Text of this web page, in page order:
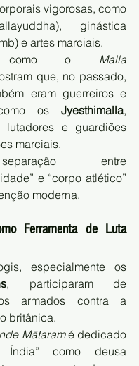
vigorosas, como
ginástica
e artes marciais.
como o Malla
que, no passado,
eram guerreiros e
os Jyesthimalla,
lutadores e guardiões
marciais.
entre
e “corpo atlético”
moderna.
Ferramenta de Luta
, participaram de
armados contra a
britânica.
Mātaram é dedicado
como deusa